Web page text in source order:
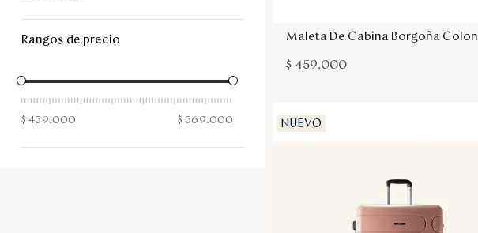
rangos de precio
$ 459.000 $ 569.000
Maleta De Cabina Borgoña Colon
$ 459.000
NUEVO